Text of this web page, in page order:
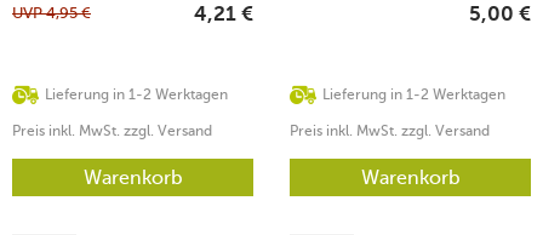
Lieferung in 1-2 Werktagen
UVP4,95 € 4,21 €
Preis inkl. MwSt. zzgl. Versand
Warenkorb
Lieferung in 1-2 Werktagen
5,00 €
Preis inkl. MwSt. zzgl. Versand
Warenkorb